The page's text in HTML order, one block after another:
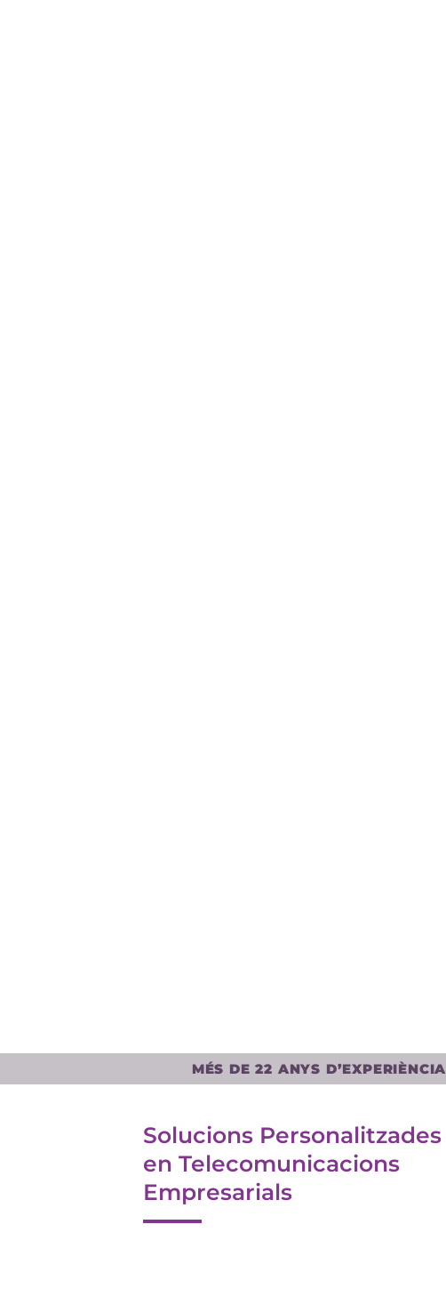
MÉS DE 22 ANYS D’EXPERIÈNCIA
Solucions Personalitzades
en Telecomunicacions
Empresarials